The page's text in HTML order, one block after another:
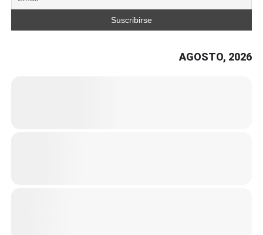
AGOSTO, 2026